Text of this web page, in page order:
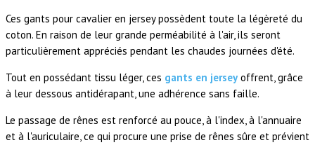
Ces gants pour cavalier en jersey possèdent toute la légèreté du
coton. En raison de leur grande perméabilité à l'air, ils seront
particulièrement appréciés pendant les chaudes journées d'été.
Tout en possédant tissu léger, ces gants en jerseyoffrent, grâce
à leur dessous antidérapant, une adhérence sans faille.
Le passage de rênes est renforcé au pouce, à l'index, à l'annuaire
et à l'auriculaire, ce qui procure une prise de rênes sûre et prévient